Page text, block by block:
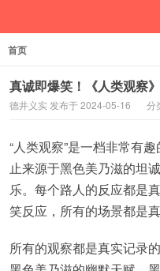
首页
真诚即爆笑！《人类观察
德井义实 发布于 2024-05-16 分
“人类观察”是一档非常有
止来源于黑色美乃滋的坦
乐。每个路人的反应都是
笑反应，所有的场景都是真
所有的观察都是真实记录